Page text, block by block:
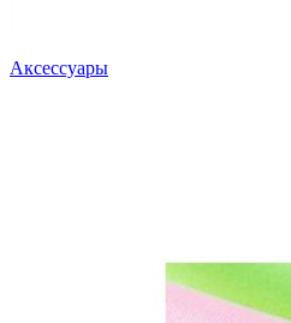
Аксессуары